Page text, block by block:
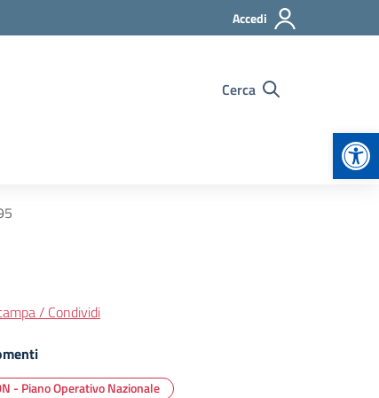
Accedi
Cerca
/ Condividi
- Piano Operativo Nazionale